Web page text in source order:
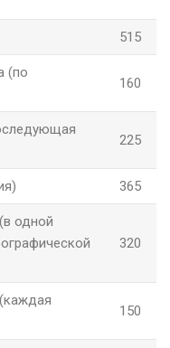
515
(по
160
225
365
одной
320
150